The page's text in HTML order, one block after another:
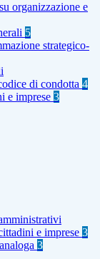
organizzazione e
5
strategico-
di condotta 4
e imprese 3
e imprese 3
3